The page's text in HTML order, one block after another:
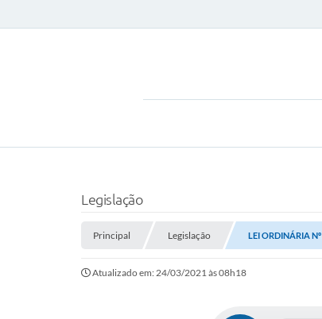
Legislação
Principal Legislação LEI ORDINÁRIA
Atualizado em: 24/03/2021 às 08h18